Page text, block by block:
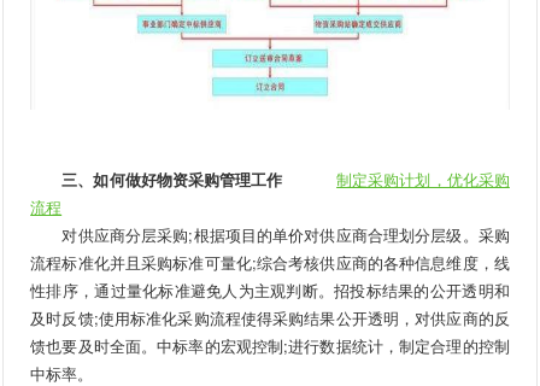
三、如何做好物资采购管理工作制定采购计划，优化采购
流程
对供应商分层采购;根据项目的单价对供应商合理划分层级。采购
流程标准化并且采购标准可量化;综合考核供应商的各种信息维度，线
性排序，通过量化标准避免人为主观判断。招投标结果的公开透明和
及时反馈;使用标准化采购流程使得采购结果公开透明，对供应商的反
馈也要及时全面。中标率的宏观控制;进行数据统计，制定合理的控制
中标率。